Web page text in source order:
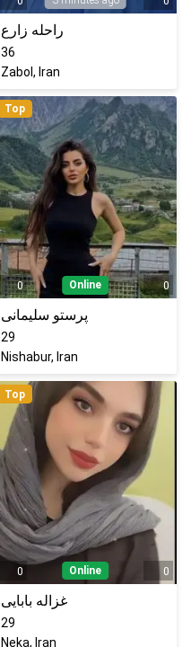
راحله زارع
36
Zabol, Iran
Top
0 Online 0
پرستو سلیمانی
29
Nishabur, Iran
Top
0 Online 0
غزاله بابایی
29
Neka, Iran